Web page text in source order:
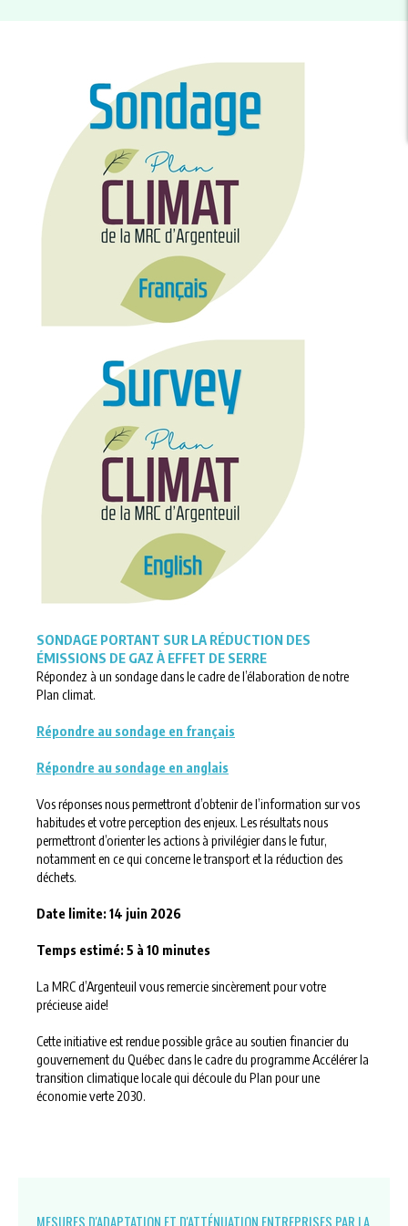
SONDAGE PORTANT SUR LA RÉDUCTION DES
ÉMISSIONS DE GAZ À EFFET DE SERRE
Répondez à un sondage dans le cadre de l’élaboration de notre
Plan climat.
Répondre au sondage en français
Répondre au sondage en anglais
Vos réponses nous permettront d’obtenir de l’information sur vos
habitudes et votre perception des enjeux. Les résultats nous
permettront d’orienter les actions à privilégier dans le futur,
notamment en ce qui concerne le transport et la réduction des
déchets.
Date limite: 14 juin 2026
Temps estimé: 5 à 10 minutes
La MRC d’Argenteuil vous remercie sincèrement pour votre
précieuse aide!
Cette initiative est rendue possible grâce au soutien financier du
gouvernement du Québec dans le cadre du programme Accélérer la
transition climatique locale qui découle du Plan pour une
économie verte 2030.
MESURES D'ADAPTATION ET D'ATTÉNUATION ENTREPRISES PAR LA